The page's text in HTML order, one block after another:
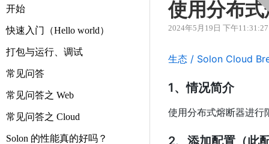
开始
快速入门（Hello world）
打包与运行、调试
常见问答
常见问答之 Web
常见问答之 Cloud
Solon 的性能真的好吗？
使用分布
2024年5月19日 下午11:31:27
生态 / Solon Cloud
1、情况简介
使用分布式熔断器进
2、添加配置（此